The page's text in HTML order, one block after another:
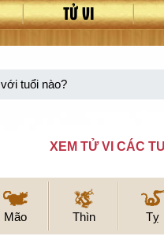
TỬ VI
tuổi nào?
XEM TỬ VI CÁC
Mão Thìn Tỵ